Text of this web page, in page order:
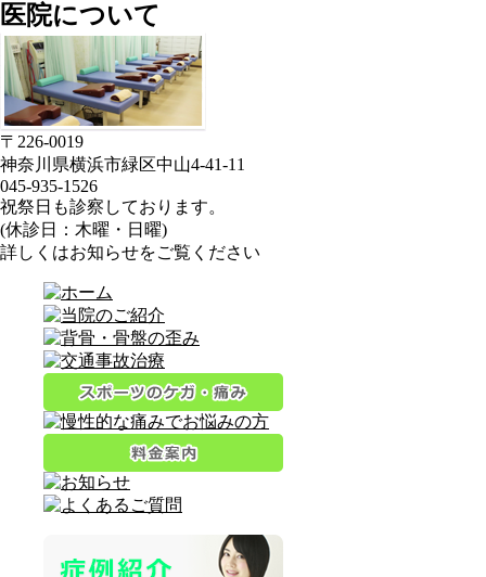
医院について
〒226-0019
神奈川県横浜市緑区中山4-41-11
045-935-1526
祝祭日も診察しております。
(休診日：木曜・日曜)
詳しくはお知らせをご覧ください